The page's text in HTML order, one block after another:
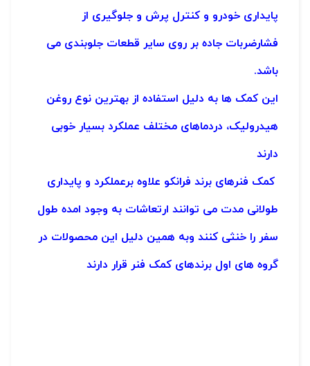
پایداری خودرو و کنترل پرش و جلوگیری از
فشارضربات جاده بر روی سایر قطعات جلوبندی می
باشد.
این کمک ها به دلیل استفاده از بهترین نوع روغن
هیدرولیک، دردماهای مختلف عملکرد بسیار خوبی
دارند
کمک فنرهای برند فرانکو علاوه برعملکرد و پایداری
طولانی مدت می توانند ارتعاشات به وجود امده طول
سفر را خنثی کنند وبه همین دلیل این محصولات در
گروه های اول برندهای کمک فنر قرار دارند